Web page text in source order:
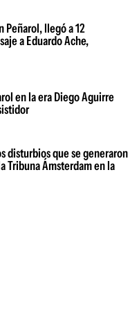
Peñarol, llegó a 12
a Eduardo Ache,
en la era Diego Aguirre
disturbios que se generaron
Tribuna Ámsterdam en la